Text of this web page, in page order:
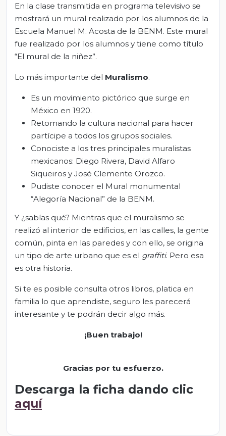
En la clase transmitida en programa televisivo se
mostrará un mural realizado por los alumnos de la
Escuela Manuel M. Acosta de la BENM. Este mural
fue realizado por los alumnos y tiene como título
“El mural de la niñez”.
Lo más importante del Muralismo.
Es un movimiento pictórico que surge en
México en 1920.
Retomando la cultura nacional para hacer
partícipe a todos los grupos sociales.
Conociste a los tres principales muralistas
mexicanos: Diego Rivera, David Alfaro
Siqueiros y José Clemente Orozco.
Pudiste conocer el Mural monumental
“Alegoría Nacional” de la BENM.
Y ¿sabías qué? Mientras que el muralismo se
realizó al interior de edificios, en las calles, la gente
común, pinta en las paredes y con ello, se origina
un tipo de arte urbano que es el graffiti. Pero esa
es otra historia.
Si te es posible consulta otros libros, platica en
familia lo que aprendiste, seguro les parecerá
interesante y te podrán decir algo más.
¡Buen trabajo!
Gracias por tu esfuerzo.
Descarga la ficha dando clic
aquí